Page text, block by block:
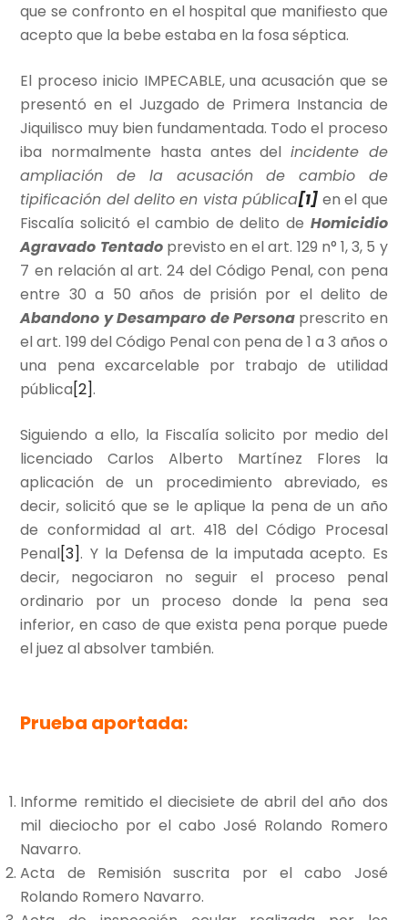
que se confronto en el hospital que manifiesto que
acepto que la bebe estaba en la fosa séptica.
El proceso inicio IMPECABLE, una acusación que se
presentó en el Juzgado de Primera Instancia de
Jiquilisco muy bien fundamentada. Todo el proceso
iba normalmente hasta antes del incidente de
ampliación de la acusación de cambio de
tipificación del delito en vista pública[1] en el que
Fiscalía solicitó el cambio de delito de Homicidio
Agravado Tentadoprevisto en el art. 129 n° 1, 3, 5 y
7 en relación al art. 24 del Código Penal, con pena
entre 30 a 50 años de prisión por el delito de
Abandono y Desamparo de Personaprescrito en
el art. 199 del Código Penal con pena de 1 a 3 años o
una pena excarcelable por trabajo de utilidad
pública[2].
Siguiendo a ello, la Fiscalía solicito por medio del
licenciado Carlos Alberto Martínez Flores la
aplicación de un procedimiento abreviado, es
decir, solicitó que se le aplique la pena de un año
de conformidad al art. 418 del Código Procesal
Penal[3]. Y la Defensa de la imputada acepto. Es
decir, negociaron no seguir el proceso penal
ordinario por un proceso donde la pena sea
inferior, en caso de que exista pena porque puede
el juez al absolver también.
Prueba aportada:
Informe remitido el diecisiete de abril del año dos
mil dieciocho por el cabo José Rolando Romero
Navarro.
Acta de Remisión suscrita por el cabo José
Rolando Romero Navarro.